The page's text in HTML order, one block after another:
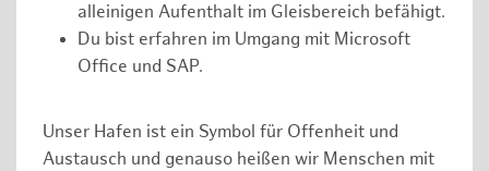
alleinigen Aufenthalt im Gleisbereich befähigt.
Du bist erfahren im Umgang mit Microsoft
Office und SAP.
Unser Hafen ist ein Symbol für Offenheit und
Austausch und genauso heißen wir Menschen mit